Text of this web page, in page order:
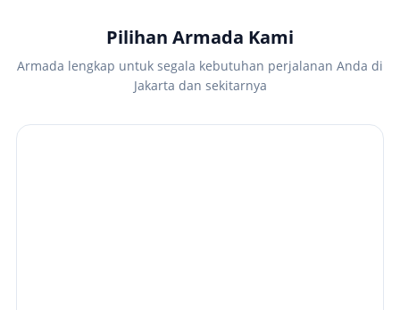
Pilihan Armada Kami
Armada lengkap untuk segala kebutuhan perjalanan Anda di
Jakarta dan sekitarnya